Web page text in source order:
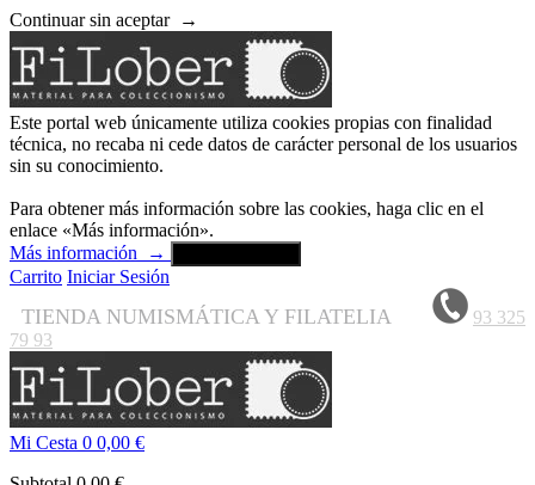
Continuar sin aceptar →
Este portal web únicamente utiliza cookies propias con finalidad
técnica, no recaba ni cede datos de carácter personal de los usuarios
sin su conocimiento.
Para obtener más información sobre las cookies, haga clic en el
enlace «Más información».
Más información
→
Carrito Iniciar Sesión
TIENDA NUMISMÁTICA Y FILATELIA
93 325
79 93
Mi Cesta 0 0,00 €